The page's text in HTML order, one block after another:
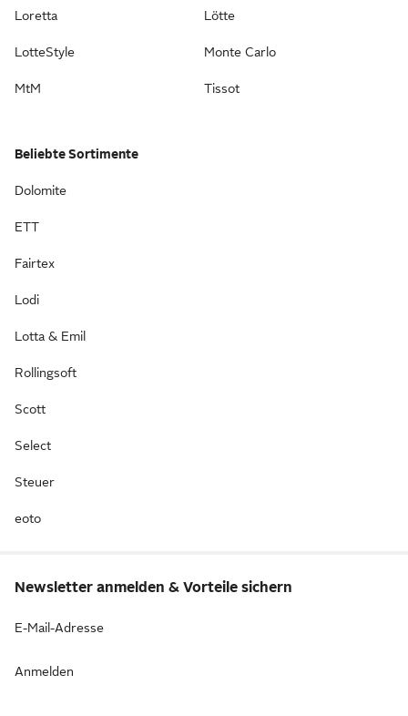
Loretta
LotteStyle
MtM
Lötte
Monte Carlo
Tissot
Beliebte Sortimente
Dolomite
ETT
Fairtex
Lodi
Lotta & Emil
Rollingsoft
Scott
Select
Steuer
eoto
Newsletter anmelden & Vorteile sichern
E-Mail-Adresse
Anmelden